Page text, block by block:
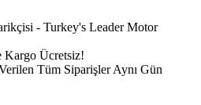
- Turkey's Leader Motor
Kargo Ücretsiz!
Tüm Siparişler Aynı Gün